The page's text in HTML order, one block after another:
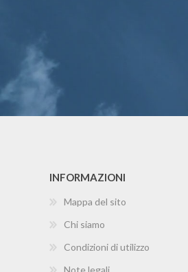
INFORMAZIONI
Mappa del sito
Chi siamo
Condizioni di utilizzo
Note legali